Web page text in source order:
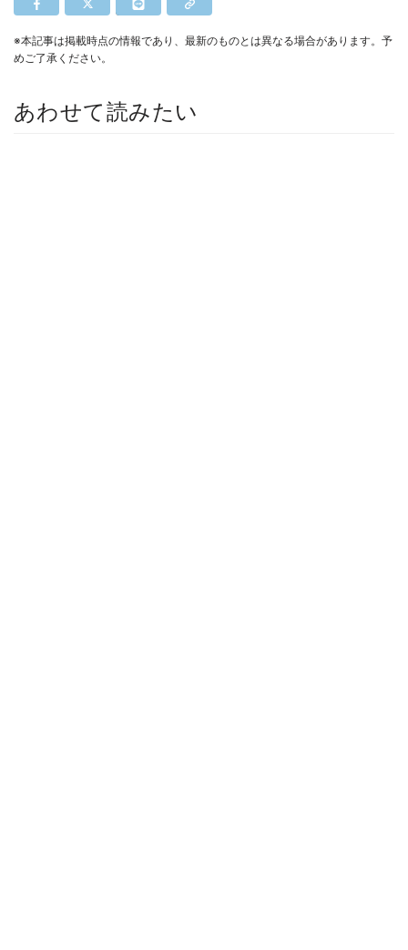
※本記事は掲載時点の情報であり、最新のものとは異なる場合があります。予
めご了承ください。
あわせて読みたい